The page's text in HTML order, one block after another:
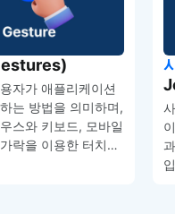
자가 애플리케이션
는 방법을 의미하며,
스와 키보드, 모바일
락을 이용한 터치…
사용자 여정